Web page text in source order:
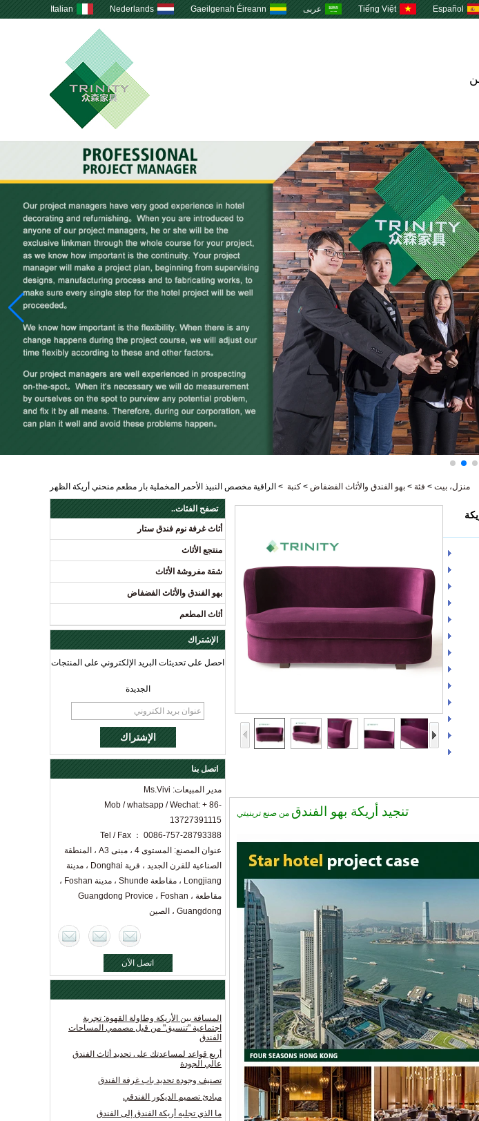
Español
Tiếng Việt عربى Gaeilgenah Éireann
Nederlands
Italian
منزل، بيت > فئة > بهو الفندق والأثاث الفضفاض > كنبة > الراقية مخصص النبيذ الأحمر المخملية بار مطعم منحني أريكة الظهر
تصفح الفئات..
أثاث غرفة نوم فندق ستار
منتجع الأثاث
شقة مفروشة الأثاث
بهو الفندق والأثاث الفضفاض
أثاث المطعم
الإشتراك
احصل على تحديثات البريد الإلكتروني على المنتجات
الجديدة
اتصل بنا
مدير المبيعات: Ms.Vivi
Mob / whatsapp / Wechat: + 86-
13727391115
Tel / Fax ： 0086-757-28793388
عنوان المصنع: المستوى 4 ، مبنى A3 ، المنطقة
الصناعية للقرن الجديد ، قرية Donghai ، مدينة
Longjiang ، مقاطعة Shunde ، مدينة Foshan ،
مقاطعة Guangdong Provice ، Foshan ،
Guangdong ، الصين
اتصل الآن
المسافة بين الأريكة وطاولة القهوة: تجربة
اجتماعية "تنسيق" من قبل مصممي المساحات
الفندق
أربع قواعد لمساعدتك على تحديد أثاث الفندق
عالي الجودة
تصنيف وجودة تحديد باب غرفة الفندق
مبادئ تصميم الديكور الفندقي
ما الذي تجلبه أريكة الفندق إلى الفندق
تنجيد أريكة بهو الفندق من صنع ترينيتي